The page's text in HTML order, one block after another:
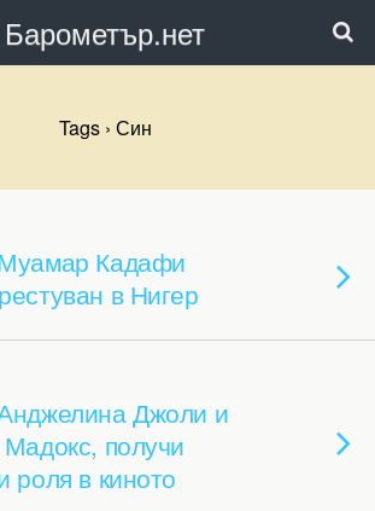
Барометър.нет
Tags › Син
Кадафи
в Нигер
Джоли и
получи
роля в киното